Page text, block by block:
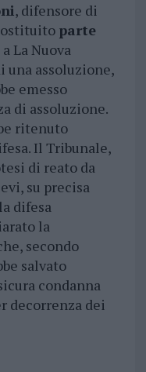
, difensore di
parte
La Nuova
una assoluzione,
emesso
di assoluzione.
ritenuto
Il Tribunale,
di reato da
su precisa
difesa
la
secondo
salvato
condanna
decorrenza dei